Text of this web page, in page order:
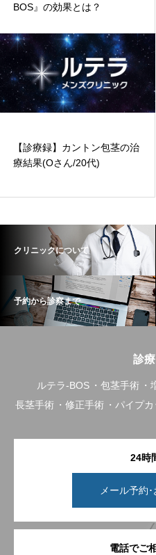
BOS』の効果とは？
【診療録】カントン包茎の治
療結果(Oさん/20代)
クリニックについて
予約から診察まで
診
ルテラ-BOS 包茎手術
長茎手術
修正手術 パイプカ
24時
メール予約
電話でご